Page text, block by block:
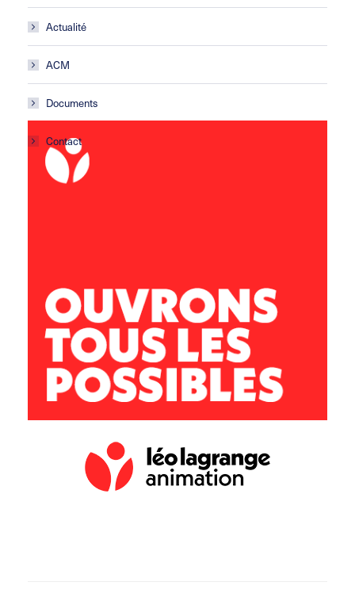
Actualité
ACM
Documents
Contact
04 68 41 43 04 / 06 73 84 52 18